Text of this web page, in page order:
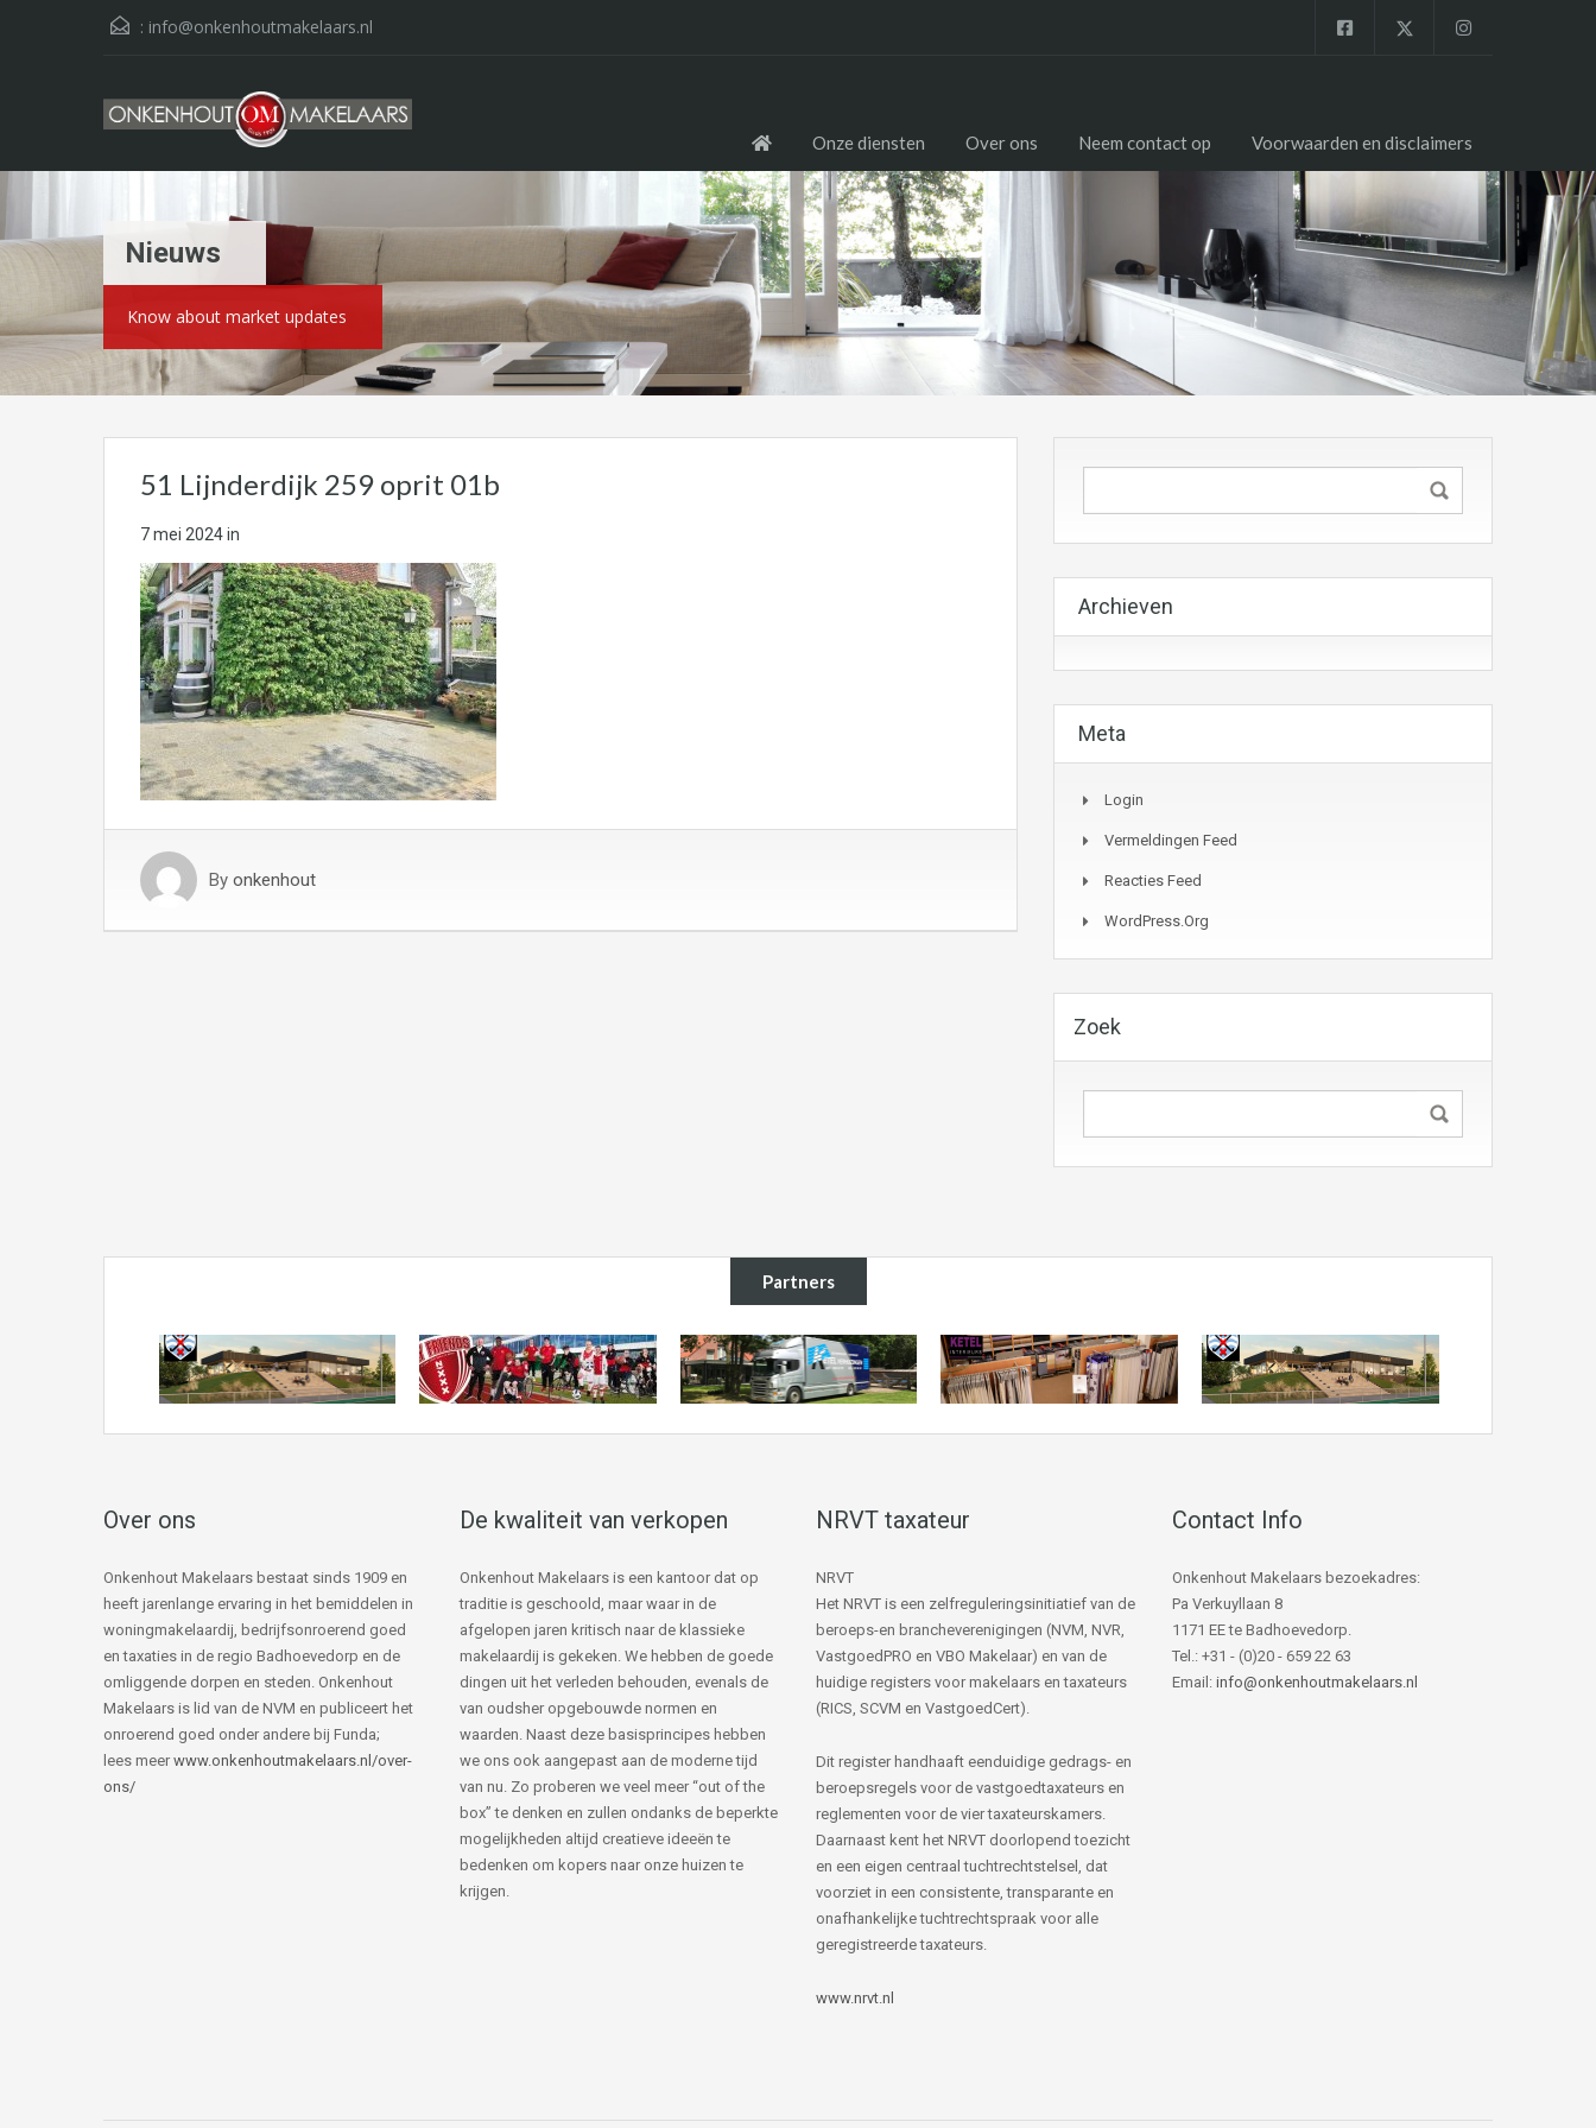
: info@onkenhoutmakelaars.nl
Onze diensten Over ons Neem contact op Voorwaarden en disclaimers
Nieuws
Know about market updates
51 Lijnderdijk 259 oprit 01b
7 mei 2024in
By onkenhout
Archieven
Meta
Login
Vermeldingen Feed
Reacties Feed
WordPress.org
Zoek
Partners
Over ons
Onkenhout Makelaars bestaat sinds 1909 en
heeft jarenlange ervaring in het bemiddelen in
woningmakelaardij, bedrijfsonroerend goed
en taxaties in de regio Badhoevedorp en de
omliggende dorpen en steden. Onkenhout
Makelaars is lid van de NVM en publiceert het
onroerend goed onder andere bij Funda;
lees meer www.onkenhoutmakelaars.nl/over-
ons/
De kwaliteit van verkopen
Onkenhout Makelaars is een kantoor dat op
traditie is geschoold, maar waar in de
afgelopen jaren kritisch naar de klassieke
makelaardij is gekeken. We hebben de goede
dingen uit het verleden behouden, evenals de
van oudsher opgebouwde normen en
waarden. Naast deze basisprincipes hebben
we ons ook aangepast aan de moderne tijd
van nu. Zo proberen we veel meer “out of the
box” te denken en zullen ondanks de beperkte
mogelijkheden altijd creatieve ideeën te
bedenken om kopers naar onze huizen te
krijgen.
NRVT taxateur
NRVT
Het NRVT is een zelfreguleringsinitiatief van de
beroeps-en brancheverenigingen (NVM, NVR,
VastgoedPRO en VBO Makelaar) en van de
huidige registers voor makelaars en taxateurs
(RICS, SCVM en VastgoedCert).
Dit register handhaaft eenduidige gedrags- en
beroepsregels voor de vastgoedtaxateurs en
reglementen voor de vier taxateurskamers.
Daarnaast kent het NRVT doorlopend toezicht
en een eigen centraal tuchtrechtstelsel, dat
voorziet in een consistente, transparante en
onafhankelijke tuchtrechtspraak voor alle
geregistreerde taxateurs.
www.nrvt.nl
Contact Info
Onkenhout Makelaars bezoekadres:
Pa Verkuyllaan 8
1171 EE te Badhoevedorp.
Tel.: +31 - (0)20 - 659 22 63
Email: info@onkenhoutmakelaars.nl